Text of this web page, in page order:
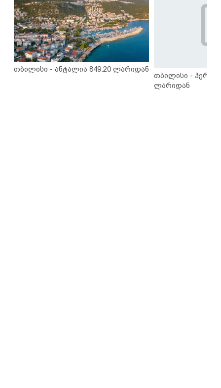
თბილისი - ანტალია 849.20 ლარიდან
თბილისი -
ლარიდან